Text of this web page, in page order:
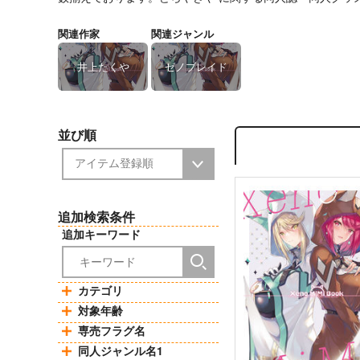
関連作家
井上たくや
関連ジャンル
ゼノブレイド
並び順
追加検索条件
追加キーワード
カテゴリ
対象年齢
専売フラグ名
同人ジャンル名1